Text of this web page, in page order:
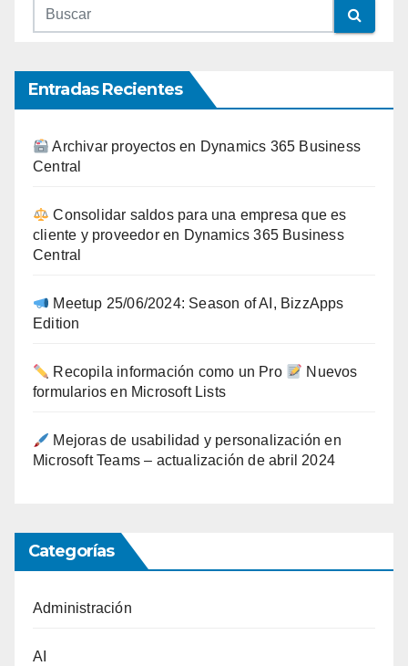
Entradas Recientes
Archivar proyectos en Dynamics 365 Business
Central
Consolidar saldos para una empresa que es
cliente y proveedor en Dynamics 365 Business
Central
Meetup 25/06/2024: Season of AI, BizzApps
Edition
Recopila información como un Pro
Nuevos
formularios en Microsoft Lists
Mejoras de usabilidad y personalización en
Microsoft Teams – actualización de abril 2024
Categorías
Administración
AI